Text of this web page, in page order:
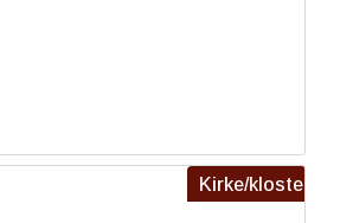
Kirke/kloster